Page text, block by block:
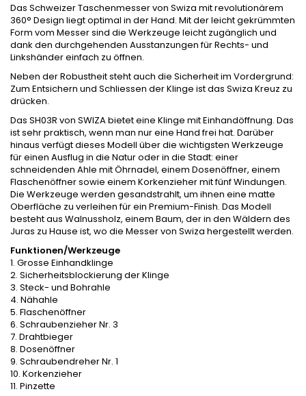
Das Schweizer Taschenmesser von Swiza mit revolutionärem
360° Design liegt optimal in der Hand. Mit der leicht gekrümmten
Form vom Messer sind die Werkzeuge leicht zugänglich und
dank den durchgehenden Ausstanzungen für Rechts- und
Linkshänder einfach zu öffnen.
Neben der Robustheit steht auch die Sicherheit im Vordergrund:
Zum Entsichern und Schliessen der Klinge ist das Swiza Kreuz zu
drücken.
Das SH03R von SWIZA bietet eine Klinge mit Einhandöffnung. Das
ist sehr praktisch, wenn man nur eine Hand frei hat. Darüber
hinaus verfügt dieses Modell über die wichtigsten Werkzeuge
für einen Ausflug in die Natur oder in die Stadt: einer
schneidenden Ahle mit Öhrnadel, einem Dosenöffner, einem
Flaschenöffner sowie einem Korkenzieher mit fünf Windungen.
Die Werkzeuge werden gesandstrahlt, um ihnen eine matte
Oberfläche zu verleihen für ein Premium-Finish. Das Modell
besteht aus Walnussholz, einem Baum, der in den Wäldern des
Juras zu Hause ist, wo die Messer von Swiza hergestellt werden.
Funktionen/Werkzeuge
1. Grosse Einhandklinge
2. Sicherheitsblockierung der Klinge
3. Steck- und Bohrahle
4. Nähahle
5. Flaschenöffner
6. Schraubenzieher Nr. 3
7. Drahtbieger
8. Dosenöffner
9. Schraubendreher Nr. 1
10. Korkenzieher
11. Pinzette